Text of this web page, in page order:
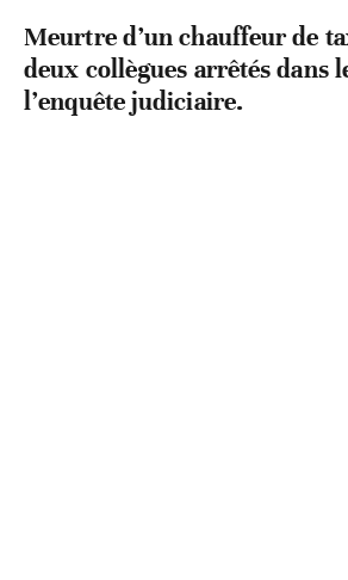
Meurtre d’un chauffeur de
deux collègues arrêtés dans
l’enquête judiciaire.